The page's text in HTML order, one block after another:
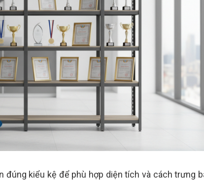
đúng kiểu kệ để phù hợp diện tích và cách trưng